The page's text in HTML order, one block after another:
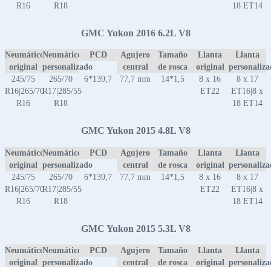
R16
R18
18 ET14
GMC Yukon 2016 6.2L V8
Neumático
original
Neumático
personalizado
PCD
Agujero
central
Tamaño
de rosca
Llanta
original
Llanta
245/75
R16|265/70
R16
265/70
R17|285/55
R18
6*139,7 77,7 mm 14*1,5
8 x 16
ET22
8 x 17
ET16|8 x
18 ET14
GMC Yukon 2015 4.8L V8
Neumático
original
Neumático
personalizado
PCD
Agujero
central
Tamaño
de rosca
Llanta
original
Llanta
245/75
R16|265/70
R16
265/70
R17|285/55
R18
6*139,7 77,7 mm 14*1,5
8 x 16
ET22
8 x 17
ET16|8 x
18 ET14
GMC Yukon 2015 5.3L V8
Neumático
original
Neumático
personalizado
PCD
Agujero
central
Tamaño
de rosca
Llanta
original
Llanta